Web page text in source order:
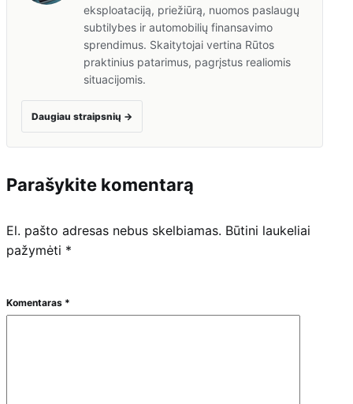
eksploataciją, priežiūrą, nuomos paslaugų
subtilybes ir automobilių finansavimo
sprendimus. Skaitytojai vertina Rūtos
praktinius patarimus, pagrįstus realiomis
situacijomis.
Daugiau straipsnių →
Parašykite komentarą
El. pašto adresas nebus skelbiamas. Būtini laukeliai
pažymėti *
Komentaras *